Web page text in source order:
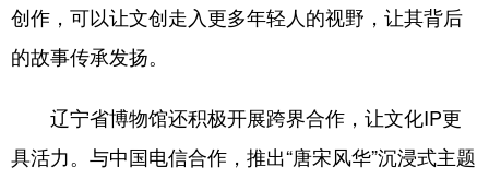
创作，可以让文创走入更多年轻人的视野，让其背后
的故事传承发扬。
辽宁省博物馆还积极开展跨界合作，让文化IP更
具活力。与中国电信合作，推出“唐宋风华”沉浸式主题